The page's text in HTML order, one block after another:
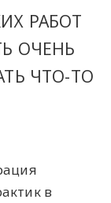
РАБОТ
ОЧЕНЬ
ЧТО-ТО
в